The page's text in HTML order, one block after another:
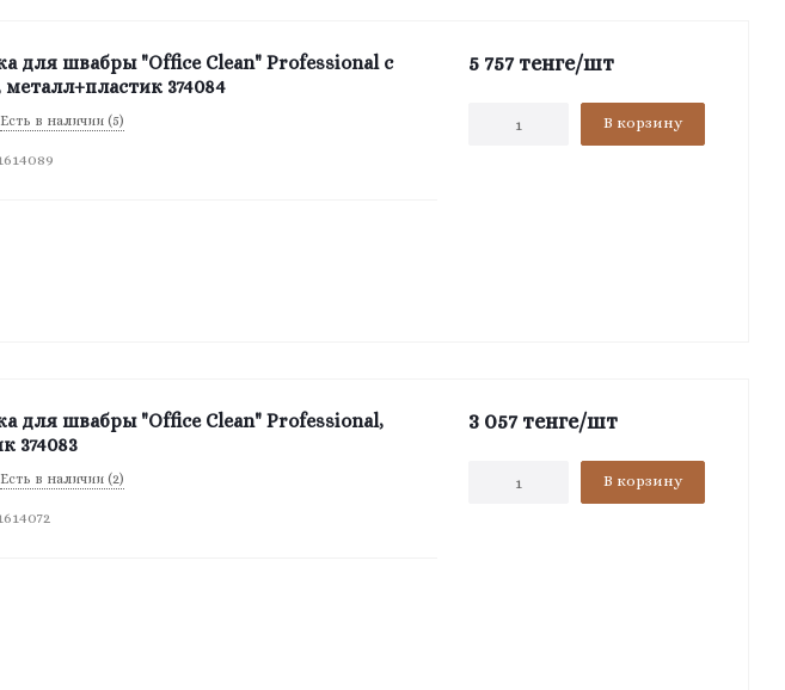
для швабры "Office Clean" Professional с
374084
Есть в наличии (5)
5 757тенге/шт
В корзину
для швабры "Office Clean" Professional,
374083
Есть в наличии (2)
3 057тенге/шт
В корзину